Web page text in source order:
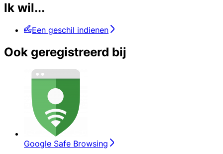
Ik wil...
Een geschil indienen
Ook geregistreerd bij
Google Safe Browsing